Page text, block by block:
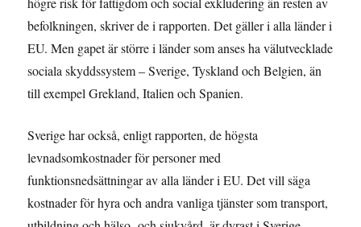
befolkningen, skriver de i rapporten. Det gäller i alla länder i
EU. Men gapet är större i länder som anses ha välutvecklade
sociala skyddssystem – Sverige, Tyskland och Belgien, än
till exempel Grekland, Italien och Spanien.
Sverige har också, enligt rapporten, de högsta
levnadsomkostnader för personer med
funktionsnedsättningar av alla länder i EU. Det vill säga
kostnader för hyra och andra vanliga tjänster som transport,